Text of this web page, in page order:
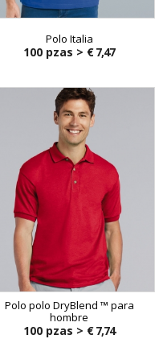
Polo Italia
100 pzas > € 7,47
Polo polo DryBlend ™ para
hombre
100 pzas > € 7,74